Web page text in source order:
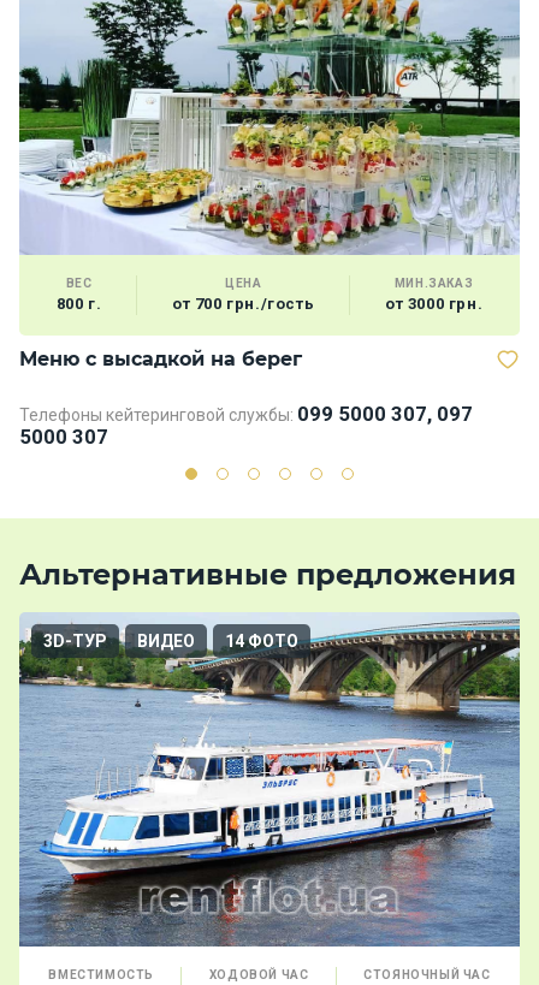
ВЕС
800 г.
ЦЕНА
от 700 грн./гость
МИН.ЗАКАЗ
от 3000 грн.
Меню с высадкой на берег
Телефоны кейтеринговой службы: 099 5000 307, 097
5000 307
Альтернативные предложения
3D-ТУР ВИДЕО 14 ФОТО
ВМЕСТИМОСТЬ ХОДОВОЙ ЧАС СТОЯНОЧНЫЙ ЧАС